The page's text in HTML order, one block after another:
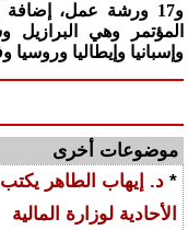
المؤتمر وهي البرازيل
وإسبانيا وإيطاليا وروسيا
موضوعات أخرى
* د. إيهاب الطاهر يكتب
الأحادية لوزارة المالية